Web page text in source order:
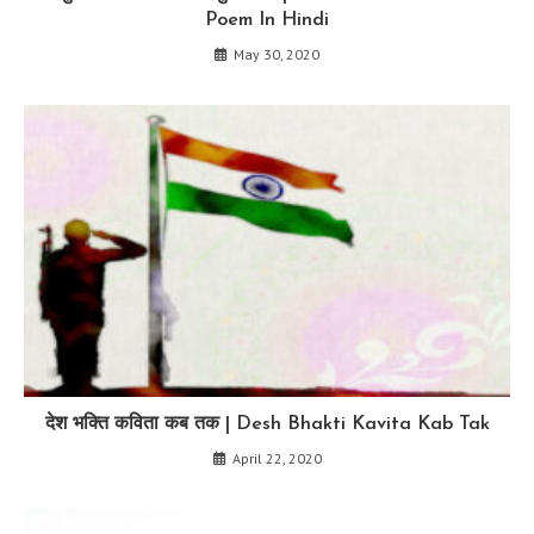
Poem In Hindi
May 30, 2020
देश भक्ति कविता कब तक | Desh Bhakti Kavita Kab Tak
April 22, 2020